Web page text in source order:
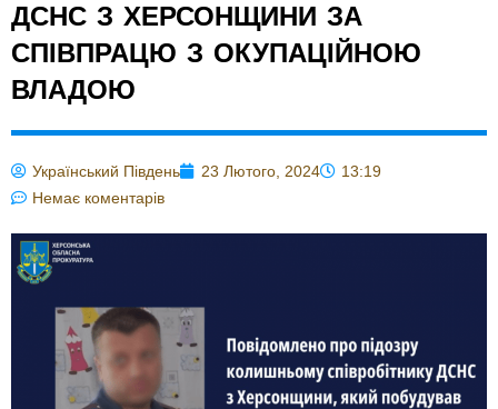
ДСНС З ХЕРСОНЩИНИ ЗА
СПІВПРАЦЮ З ОКУПАЦІЙНОЮ
ВЛАДОЮ
Український Південь 23 Лютого, 2024
13:19
Немає коментарів